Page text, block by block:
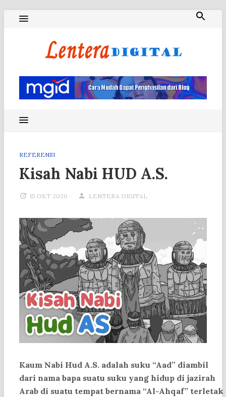
REFERENSI
Kisah Nabi HUD A.S.
15 OKT 2020 LENTERA DIGITAL
Kaum Nabi Hud A.S. adalah suku “Aad” diambil
dari nama bapa suatu suku yang hidup di jazirah
Arab di suatu tempat bernama “Al-Ahqaf” terletak